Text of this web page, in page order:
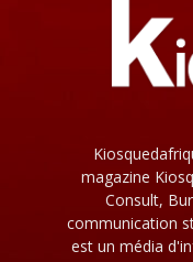
magazine
Consult,
communication
est un média